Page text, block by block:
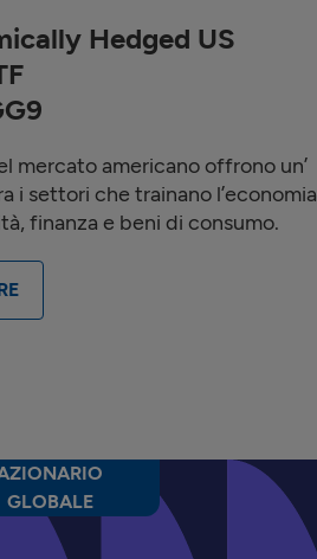
Hedged US
mercato americano offrono un’
i settori che trainano l’economia
finanza e beni di consumo.
GLOBALE